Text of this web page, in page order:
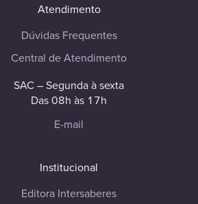
Atendimento
Dúvidas Frequentes
Central de Atendimento
SAC – Segunda à sexta
Das 08h às 17h
E-mail
Institucional
Editora Intersaberes